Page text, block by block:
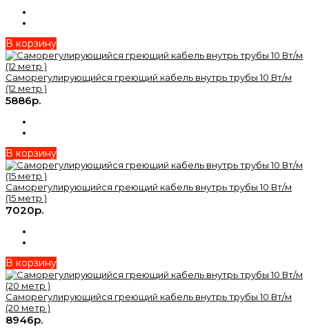
В корзину
Саморегулирующийся греющий кабель внутрь трубы 10 Вт/м
(12 метр )
5886р.
В корзину
Саморегулирующийся греющий кабель внутрь трубы 10 Вт/м
(15 метр )
7020р.
В корзину
Саморегулирующийся греющий кабель внутрь трубы 10 Вт/м
(20 метр )
8946р.